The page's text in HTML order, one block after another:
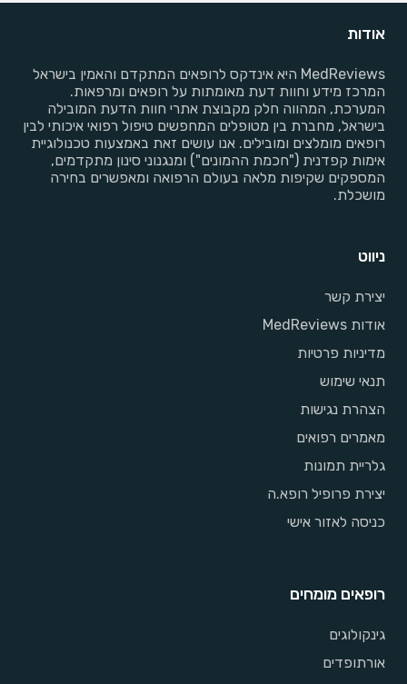
אודות
MedReviews היא אינדקס לרופאים המתקדם והאמין בישראל
המרכז מידע וחוות דעת מאומתות על רופאים ומרפאות.
המערכת, המהווה חלק מקבוצת אתרי חוות הדעת המובילה
בישראל, מחברת בין מטופלים המחפשים טיפול רפואי איכותי לבין
רופאים מומלצים ומובילים. אנו עושים זאת באמצעות טכנולוגיית
אימות קפדנית ("חכמת ההמונים") ומנגנוני סינון מתקדמים,
המספקים שקיפות מלאה בעולם הרפואה ומאפשרים בחירה
מושכלת.
ניווט
יצירת קשר
אודות MedReviews
מדיניות פרטיות
תנאי שימוש
הצהרת נגישות
מאמרים רפואים
גלריית תמונות
יצירת פרופיל רופא.ה
כניסה לאזור אישי
רופאים מומחים
גינקולוגים
אורתופדים